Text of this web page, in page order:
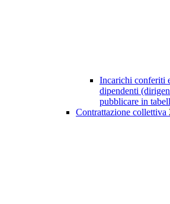
Incarichi conferiti
dipendenti
pubblicare in
Contrattazione collettiva